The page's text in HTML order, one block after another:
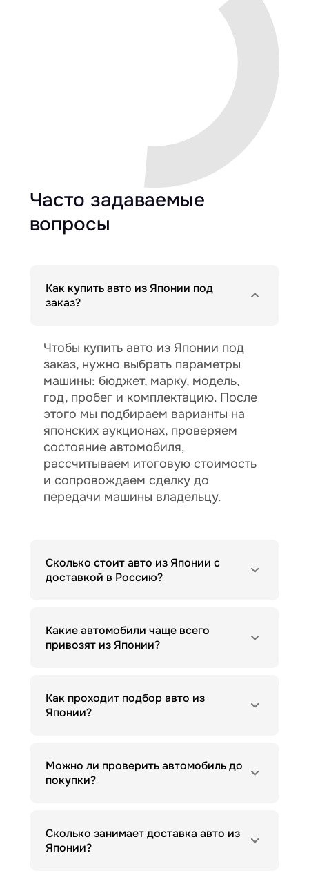
Часто задаваемые
вопросы
Как купить авто из Японии под
заказ?
Чтобы купить авто из Японии под
заказ, нужно выбрать параметры
машины: бюджет, марку, модель,
год, пробег и комплектацию. После
этого мы подбираем варианты на
японских аукционах, проверяем
состояние автомобиля,
рассчитываем итоговую стоимость
и сопровождаем сделку до
передачи машины владельцу.
Сколько стоит авто из Японии с
доставкой в Россию?
Какие автомобили чаще всего
привозят из Японии?
Как проходит подбор авто из
Японии?
Можно ли проверить автомобиль до
покупки?
Сколько занимает доставка авто из
Японии?